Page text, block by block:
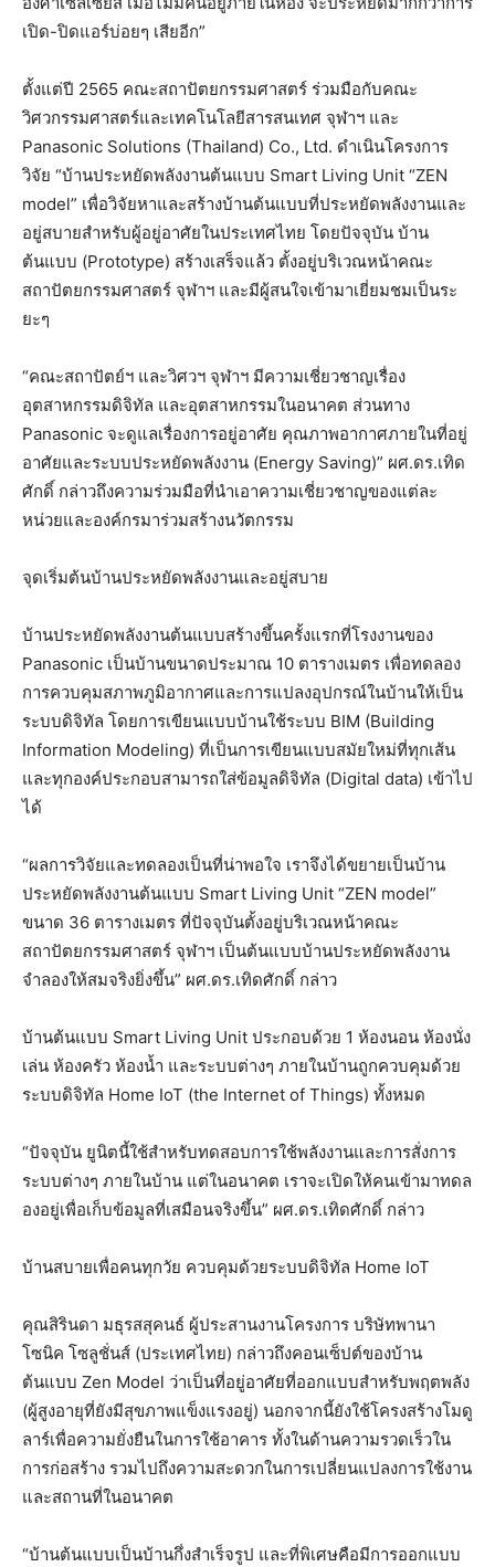
เปิด-ปิดแอร์บ่อยๆ เสียอีก”
ตั้งแต่ปี 2565 คณะสถาปัตยกรรมศาสตร์ ร่วมมือกับคณะ
วิศวกรรมศาสตร์และเทคโนโลยีสารสนเทศ จุฬาฯ และ
Panasonic Solutions (Thailand) Co., Ltd. ดำเนินโครงการ
วิจัย “บ้านประหยัดพลังงานต้นแบบ Smart Living Unit “ZEN
model” เพื่อวิจัยหาและสร้างบ้านต้นแบบที่ประหยัดพลังงานและ
อยู่สบายสำหรับผู้อยู่อาศัยในประเทศไทย โดยปัจจุบัน บ้าน
ต้นแบบ (Prototype) สร้างเสร็จแล้ว ตั้งอยู่บริเวณหน้าคณะ
สถาปัตยกรรมศาสตร์ จุฬาฯ และมีผู้สนใจเข้ามาเยี่ยมชมเป็นระ
ยะๆ
“คณะสถาปัตย์ฯ และวิศวฯ จุฬาฯ มีความเชี่ยวชาญเรื่อง
อุตสาหกรรมดิจิทัล และอุตสาหกรรมในอนาคต ส่วนทาง
Panasonic จะดูแลเรื่องการอยู่อาศัย คุณภาพอากาศภายในที่อยู่
อาศัยและระบบประหยัดพลังงาน (Energy Saving)” ผศ.ดร.เทิด
ศักดิ์ กล่าวถึงความร่วมมือที่นำเอาความเชี่ยวชาญของแต่ละ
หน่วยและองค์กรมาร่วมสร้างนวัตกรรม
จุดเริ่มต้นบ้านประหยัดพลังงานและอยู่สบาย
บ้านประหยัดพลังงานต้นแบบสร้างขึ้นครั้งแรกที่โรงงานของ
Panasonic เป็นบ้านขนาดประมาณ 10 ตารางเมตร เพื่อทดลอง
การควบคุมสภาพภูมิอากาศและการแปลงอุปกรณ์ในบ้านให้เป็น
ระบบดิจิทัล โดยการเขียนแบบบ้านใช้ระบบ BIM (Building
Information Modeling) ที่เป็นการเขียนแบบสมัยใหม่ที่ทุกเส้น
และทุกองค์ประกอบสามารถใส่ข้อมูลดิจิทัล (Digital data) เข้าไป
ได้
“ผลการวิจัยและทดลองเป็นที่น่าพอใจ เราจึงได้ขยายเป็นบ้าน
ประหยัดพลังงานต้นแบบ Smart Living Unit “ZEN model”
ขนาด 36 ตารางเมตร ที่ปัจจุบันตั้งอยู่บริเวณหน้าคณะ
สถาปัตยกรรมศาสตร์ จุฬาฯ เป็นต้นแบบบ้านประหยัดพลังงาน
จำลองให้สมจริงยิ่งขึ้น” ผศ.ดร.เทิดศักดิ์ กล่าว
บ้านต้นแบบ Smart Living Unit ประกอบด้วย 1 ห้องนอน ห้องนั่ง
เล่น ห้องครัว ห้องน้ำ และระบบต่างๆ ภายในบ้านถูกควบคุมด้วย
ระบบดิจิทัล Home IoT (the Internet of Things) ทั้งหมด
“ปัจจุบัน ยูนิตนี้ใช้สำหรับทดสอบการใช้พลังงานและการสั่งการ
ระบบต่างๆ ภายในบ้าน แต่ในอนาคต เราจะเปิดให้คนเข้ามาทดล
องอยู่เพื่อเก็บข้อมูลที่เสมือนจริงขึ้น” ผศ.ดร.เทิดศักดิ์ กล่าว
บ้านสบายเพื่อคนทุกวัย ควบคุมด้วยระบบดิจิทัล Home IoT
คุณสิรินดา มธุรสสุคนธ์ ผู้ประสานงานโครงการ บริษัทพานา
โซนิค โซลูชั่นส์ (ประเทศไทย) กล่าวถึงคอนเซ็ปต์ของบ้าน
ต้นแบบ Zen Model ว่าเป็นที่อยู่อาศัยที่ออกแบบสำหรับพฤตพลัง
(ผู้สูงอายุที่ยังมีสุขภาพแข็งแรงอยู่) นอกจากนี้ยังใช้โครงสร้างโมดู
ลาร์เพื่อความยั่งยืนในการใช้อาคาร ทั้งในด้านความรวดเร็วใน
การก่อสร้าง รวมไปถึงความสะดวกในการเปลี่ยนแปลงการใช้งาน
และสถานที่ในอนาคต
“บ้านต้นแบบเป็นบ้านกึ่งสำเร็จรูป และที่พิเศษคือมีการออกแบบ